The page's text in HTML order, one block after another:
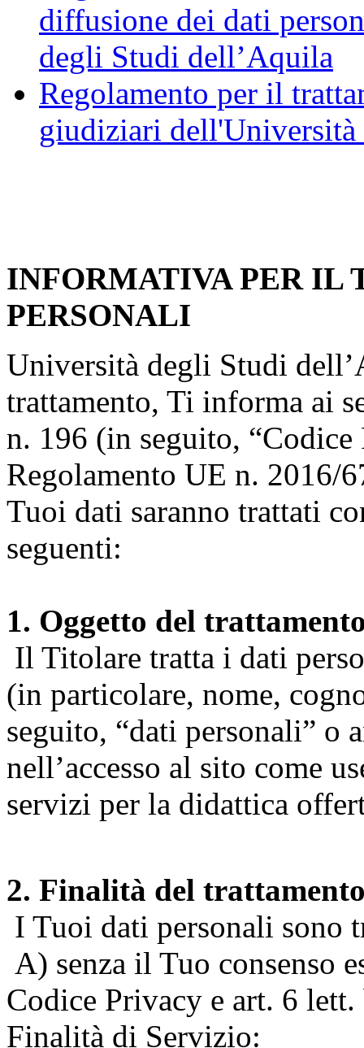
diffusione dei dati
degli Studi dell’Aquila
Regolamento per il
giudiziari
INFORMATIVA PER IL
PERSONALI
Università degli Studi
trattamento, Ti informa ai
n. 196 (in seguito, “Codice
Regolamento UE n. 2016/
Tuoi dati saranno trattati
seguenti:
1. Oggetto del
Il Titolare tratta i dati
(in particolare, nome,
seguito, “dati personali” o
nell’accesso al sito come
servizi per la didattica
2. Finalità del
I Tuoi dati personali sono
A) senza il Tuo consenso
Codice Privacy e art. 6
Finalità di Servizio: